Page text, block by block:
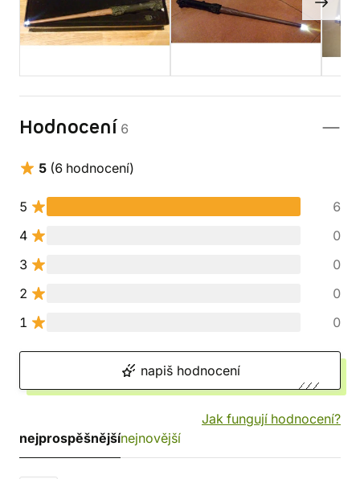
Hodnocení 6
5 (6 hodnocení)
5
6
4
0
3
0
2
0
1
0
napiš hodnocení
Jak fungují hodnocení?
nejprospěšnějšínejnovější